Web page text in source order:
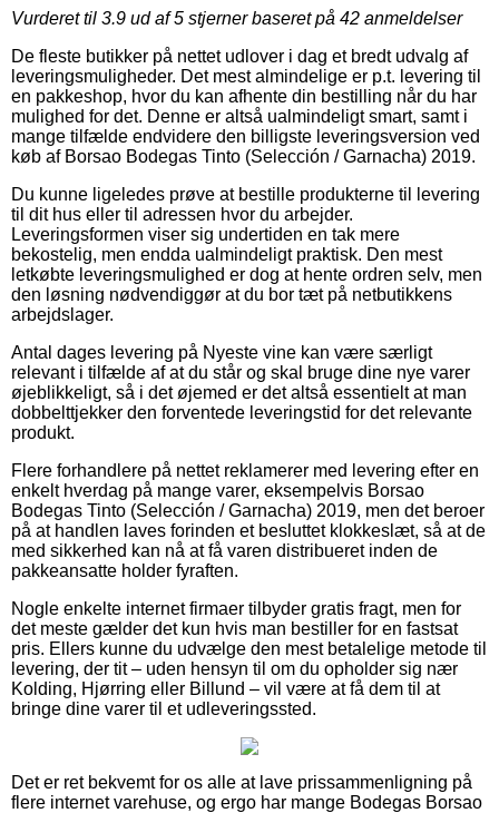
Vurderet til 3.9 ud af 5 stjerner baseret på 42 anmeldelser
De fleste butikker på nettet udlover i dag et bredt udvalg af
leveringsmuligheder. Det mest almindelige er p.t. levering til
en pakkeshop, hvor du kan afhente din bestilling når du har
mulighed for det. Denne er altså ualmindeligt smart, samt i
mange tilfælde endvidere den billigste leveringsversion ved
køb af Borsao Bodegas Tinto (Selección / Garnacha) 2019.
Du kunne ligeledes prøve at bestille produkterne til levering
til dit hus eller til adressen hvor du arbejder.
Leveringsformen viser sig undertiden en tak mere
bekostelig, men endda ualmindeligt praktisk. Den mest
letkøbte leveringsmulighed er dog at hente ordren selv, men
den løsning nødvendiggør at du bor tæt på netbutikkens
arbejdslager.
Antal dages levering på Nyeste vine kan være særligt
relevant i tilfælde af at du står og skal bruge dine nye varer
øjeblikkeligt, så i det øjemed er det altså essentielt at man
dobbelttjekker den forventede leveringstid for det relevante
produkt.
Flere forhandlere på nettet reklamerer med levering efter en
enkelt hverdag på mange varer, eksempelvis Borsao
Bodegas Tinto (Selección / Garnacha) 2019, men det beroer
på at handlen laves forinden et besluttet klokkeslæt, så at de
med sikkerhed kan nå at få varen distribueret inden de
pakkeansatte holder fyraften.
Nogle enkelte internet firmaer tilbyder gratis fragt, men for
det meste gælder det kun hvis man bestiller for en fastsat
pris. Ellers kunne du udvælge den mest betalelige metode til
levering, der tit – uden hensyn til om du opholder sig nær
Kolding, Hjørring eller Billund – vil være at få dem til at
bringe dine varer til et udleveringssted.
Det er ret bekvemt for os alle at lave prissammenligning på
flere internet varehuse, og ergo har mange Bodegas Borsao